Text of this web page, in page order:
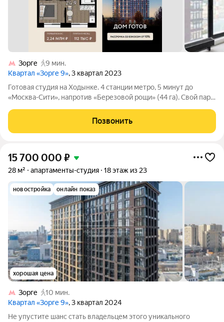
Зорге
9 мин.
Квартал «Зорге 9», 3 квартал 2023
Готовая студия на Ходынке. 4 станции метро, 5 минут до
«Москва-Сити», напротив «Березовой рощи» (44 га). Свой парк
фитнес-центр 3000 м, 5 ресторанов, ВкусВилл и многое
Позвонить
15 700 000 ₽
28 м² апартаменты-студия 18 этаж из 23
новостройка онлайн показ
хорошая цена
Зорге
10 мин.
Квартал «Зорге 9», 3 квартал 2024
Не упустите шанс стать владельцем этого уникального